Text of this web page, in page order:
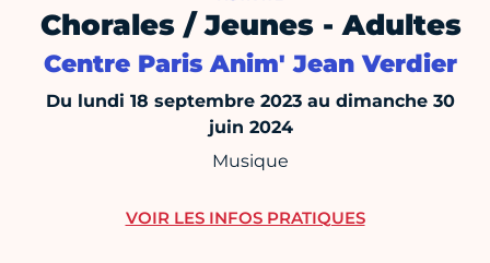
Chorales / Jeunes - Adultes
Centre Paris Anim' Jean Verdier
Du lundi 18 septembre 2023 au dimanche 30
juin 2024
Musique
VOIR LES INFOS PRATIQUES